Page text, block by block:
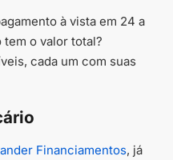
à vista em 24 a
tem o valor total?
cada um com suas
Financiamentos, já